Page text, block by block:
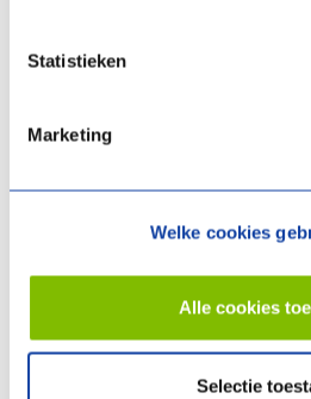
Statistieken
Marketing
Welke cookies
Alle cookies
Selectie
moeten zo geplaatst
van verse lucht moet
meter hoogte en best niet aan de
vervuilde lucht in het systeem
Deaan- en afvoerventielenmoeten ver
zodat de verse lucht genoeg kans
de aanwezige lucht.